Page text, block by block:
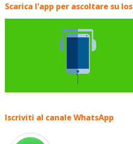
Scarica l'app per ascoltare su Ios
Iscriviti al canale WhatsApp